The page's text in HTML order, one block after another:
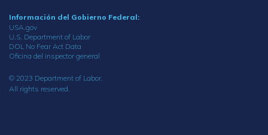
Información del Gobierno Federal:
USA.gov
U.S. Department of Labor
DOL No Fear Act Data
Oficina del inspector general
© 2023 Department of Labor.
All rights reserved.